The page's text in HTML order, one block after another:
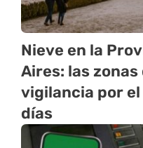
Nieve en la
Aires: las
vigilancia por
días